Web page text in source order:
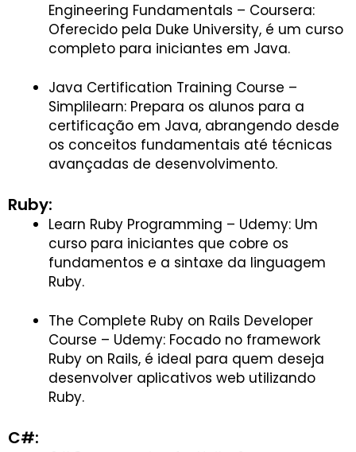
Engineering Fundamentals – Coursera:
Oferecido pela Duke University, é um curso
completo para iniciantes em Java.
Java Certification Training Course –
Simplilearn: Prepara os alunos para a
certificação em Java, abrangendo desde
os conceitos fundamentais até técnicas
avançadas de desenvolvimento.
Ruby:
Learn Ruby Programming – Udemy: Um
curso para iniciantes que cobre os
fundamentos e a sintaxe da linguagem
Ruby.
The Complete Ruby on Rails Developer
Course – Udemy: Focado no framework
Ruby on Rails, é ideal para quem deseja
desenvolver aplicativos web utilizando
Ruby.
C#: